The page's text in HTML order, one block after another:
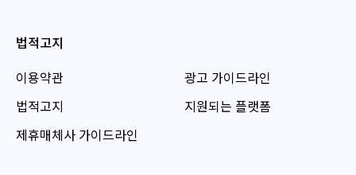
법적고지
이용약관
법적고지
제휴매체사 가이드라인
광고 가이드라인
지원되는 플랫폼